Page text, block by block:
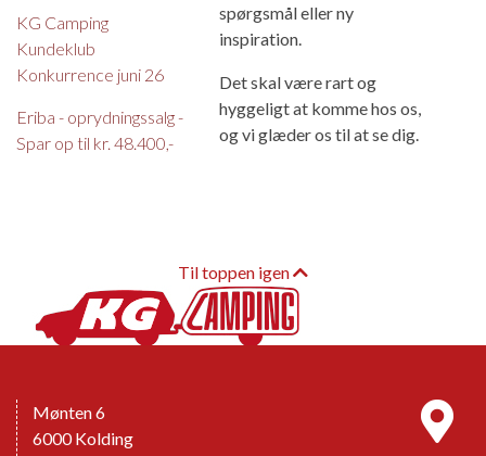
KG Camping
Kundeklub
Konkurrence juni 26
Eriba - oprydningssalg -
Spar op til kr. 48.400,-
spørgsmål eller ny
inspiration.
Det skal være rart og
hyggeligt at komme hos os,
og vi glæder os til at se dig.
Til toppen igen
Mønten 6
6000 Kolding